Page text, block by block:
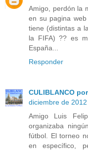
Amigo, perdón la
en su pagina
tiene (distintas a
la FIFA) ?? es
España...
Responder
CULIBLANCO
diciembre de
Amigo Luis
organizaba
fútbol. El torneo
en específico,